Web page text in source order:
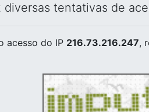
diversas tentativas de
acesso do IP 216.73.216.247,